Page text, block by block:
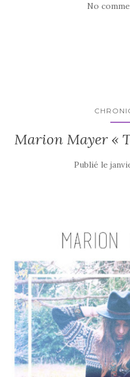
No
Marion Mayer «
Publié le